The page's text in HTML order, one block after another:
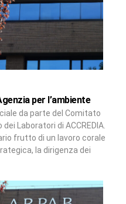
per l’ambiente
da parte del Comitato
Laboratori di ACCREDIA.
frutto di un lavoro corale
la dirigenza dei